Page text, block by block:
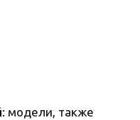
: модели, также